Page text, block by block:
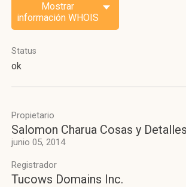
Mostrar
información WHOIS
Status
ok
Propietario
Salomon Charua Cosas y Detalles
junio 05, 2014
Registrador
Tucows Domains Inc.